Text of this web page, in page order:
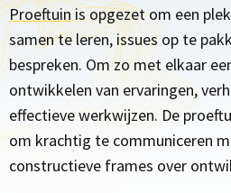
Proeftuinis opgezet om een
samen te leren, issues op te
bespreken. Om zo met elkaar
ontwikkelen van ervaringen,
effectieve werkwijzen. De
om krachtig te communiceren
constructieve frames over